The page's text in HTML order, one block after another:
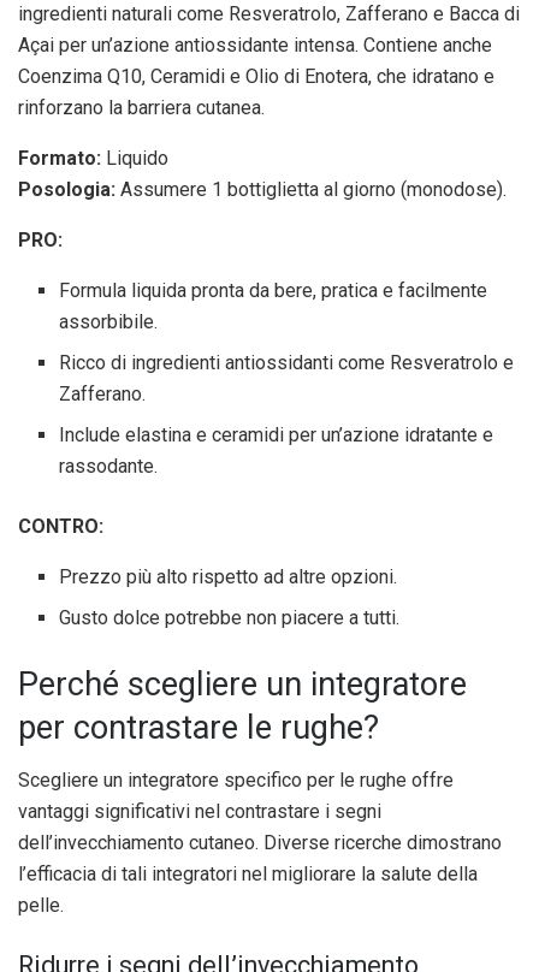
ingredienti naturali come Resveratrolo, Zafferano e Bacca di
Açai per un’azione antiossidante intensa. Contiene anche
Coenzima Q10, Ceramidi e Olio di Enotera, che idratano e
rinforzano la barriera cutanea.
Formato: Liquido
Posologia: Assumere 1 bottiglietta al giorno (monodose).
PRO:
Formula liquida pronta da bere, pratica e facilmente
assorbibile.
Ricco di ingredienti antiossidanti come Resveratrolo e
Zafferano.
Include elastina e ceramidi per un’azione idratante e
rassodante.
CONTRO:
Prezzo più alto rispetto ad altre opzioni.
Gusto dolce potrebbe non piacere a tutti.
Perché scegliere un integratore
per contrastare le rughe?
Scegliere un integratore specifico per le rughe offre
vantaggi significativi nel contrastare i segni
dell’invecchiamento cutaneo. Diverse ricerche dimostrano
l’efficacia di tali integratori nel migliorare la salute della
pelle.
Ridurre i segni dell’invecchiamento